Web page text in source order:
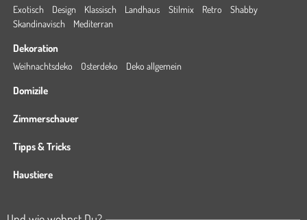
Exotisch Design Klassisch Landhaus Stilmix Retro
Shabby
Skandinavisch
Mediterran
Dekoration
Weihnachtsdeko Osterdeko Deko allgemein
Domizile
Zimmerschauer
Tipps & Tricks
Haustiere